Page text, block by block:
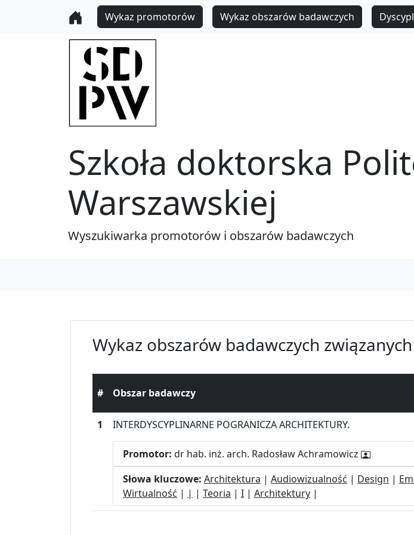
Wykaz promotorów Wykaz obszarów badawczych
Szkoła doktorska
Warszawskiej
Wyszukiwarka promotorów i obszarów badawczych
Wykaz obszarów badawczych
# Obszar badawczy
1
INTERDYSCYPLINARNE POGRANICZA ARCHITEKTURY.
Promotor: dr hab. inż. arch. Radosław Achramowicz
Słowa kluczowe: Architektura | Audiowizualność | Design |
Wirtualność | | | Teoria | I | Architektury |